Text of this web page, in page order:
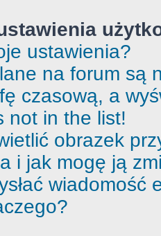
ustawienia?
na forum są
czasową, a
not in the list!
obrazek
i jak mogę ją
wiadomość